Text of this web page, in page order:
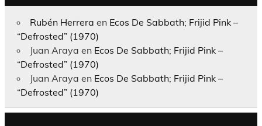
Rubén Herrera en Ecos De Sabbath; Frijid Pink –
“Defrosted” (1970)
Juan Araya en Ecos De Sabbath; Frijid Pink –
“Defrosted” (1970)
Juan Araya en Ecos De Sabbath; Frijid Pink –
“Defrosted” (1970)